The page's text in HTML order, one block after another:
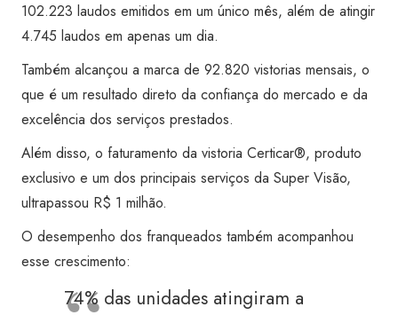
102.223 laudos emitidos em um único mês, além de atingir
4.745 laudos em apenas um dia.
Também alcançou a marca de 92.820 vistorias mensais, o
que é um resultado direto da confiança do mercado e da
excelência dos serviços prestados.
Além disso, o faturamento da vistoria Certicar®, produto
exclusivo e um dos principais serviços da Super Visão,
ultrapassou R$ 1 milhão.
O desempenho dos franqueados também acompanhou
esse crescimento:
74% das unidades atingiram a